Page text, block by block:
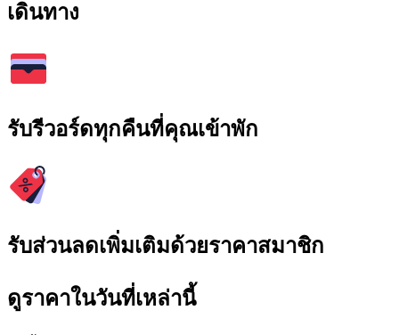
เดินทาง
รับรีวอร์ดทุกคืนที่คุณเข้าพัก
รับส่วนลดเพิ่มเติมด้วยราคาสมาชิก
ดูราคาในวันที่เหล่านี้